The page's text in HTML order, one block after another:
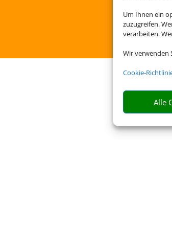
Um Ihnen ein
zuzugreifen.
verarbeiten.
Wir verwenden
Cookie-
Alle